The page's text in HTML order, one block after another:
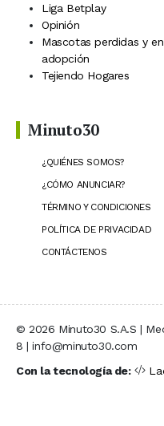
Liga Betplay
Opinión
Mascotas perdidas y en
adopción
Tejiendo Hogares
Minuto30
¿QUIÉNES SOMOS?
¿CÓMO ANUNCIAR?
TÉRMINO Y CONDICIONES
POLÍTICA DE PRIVACIDAD
CONTÁCTENOS
© 2026 Minuto30 S.A.S |
8 | info@minuto30.com
Con la tecnología de: